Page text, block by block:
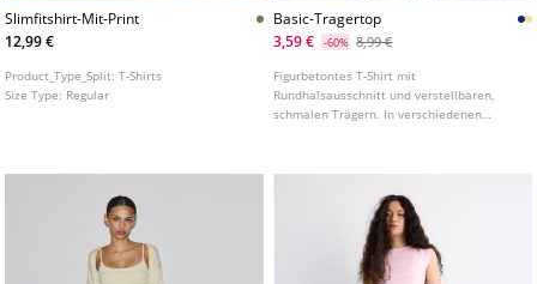
Slimfitshirt-Mit-Print
12,99 €
Product_Type_Split:T-Shirts
Size Type: Regular
Basic-Tragertop
3,59 €
-60% 8,99 €
Figurbetontes T-Shirt mit
Rundhalsausschnitt und verstellbaren,
schmalen Trägern. In verschiedenen